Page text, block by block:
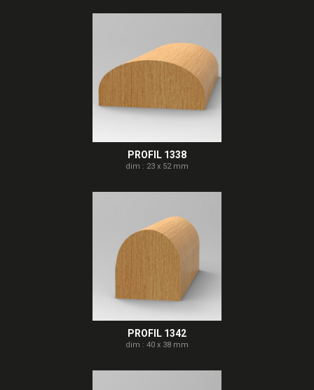
PROFIL 1338
dim : 23 x 52 mm
PROFIL 1342
dim : 40 x 38 mm